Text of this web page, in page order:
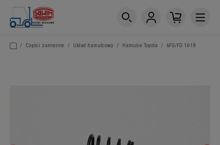
/ Części zamienne / Układ hamulcowy / Hamulce Toyota / 6FG/FD 10-18